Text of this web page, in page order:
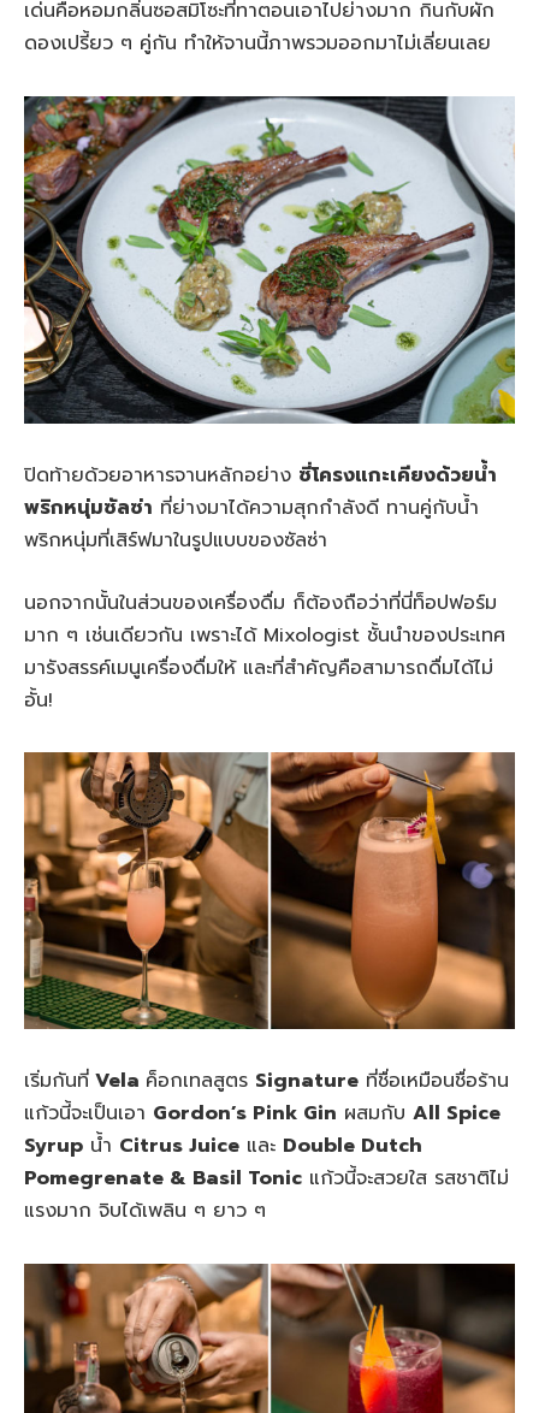
เด่นคือหอมกลิ่นซอสมิโซะที่ทาตอนเอาไปย่างมาก กินกับผัก
ดองเปรี้ยว ๆ คู่กัน ทำให้จานนี้ภาพรวมออกมาไม่เลี่ยนเลย
ปิดท้ายด้วยอาหารจานหลักอย่าง ซี่โครงแกะเคียงด้วยน้ำ
พริกหนุ่มซัลซ่า ที่ย่างมาได้ความสุกกำลังดี ทานคู่กับน้ำ
พริกหนุ่มที่เสิร์ฟมาในรูปแบบของซัลซ่า
นอกจากนั้นในส่วนของเครื่องดื่ม ก็ต้องถือว่าที่นี่ท็อปฟอร์ม
มาก ๆ เช่นเดียวกัน เพราะได้ Mixologist ชั้นนำของประเทศ
มารังสรรค์เมนูเครื่องดื่มให้ และที่สำคัญคือสามารถดื่มได้ไม่
อั้น!
เริ่มกันที่ Vela ค็อกเทลสูตร Signature ที่ชื่อเหมือนชื่อร้าน
แก้วนี้จะเป็นเอา Gordon’s Pink Gin ผสมกับ All Spice
Syrup น้ำ Citrus Juice และ Double Dutch
Pomegrenate & Basil Tonic แก้วนี้จะสวยใส รสชาติไม่
แรงมาก จิบได้เพลิน ๆ ยาว ๆ